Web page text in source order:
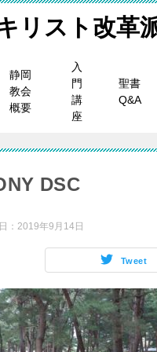
リスト改革
静岡
教会
概要
入
門
講
座
聖書
Q&A
DSC
： 2019年9月14日
Tweet